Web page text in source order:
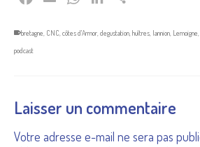
bretagne CNC côtes d'Armor degustation huîtres lannion Lemoigne
podcast
Laisser un commentaire
Votre adresse e-mail ne sera pas